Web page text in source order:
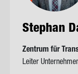
Ste­phan
Zen­trum für
Leiter